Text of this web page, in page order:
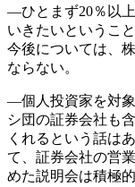
―ひとまず20％以
いきたいというこ
今後については、
ならない。
―個人投資家を対
シ団の証券会社も
くれるという話は
て、証券会社の営
めた説明会は積極